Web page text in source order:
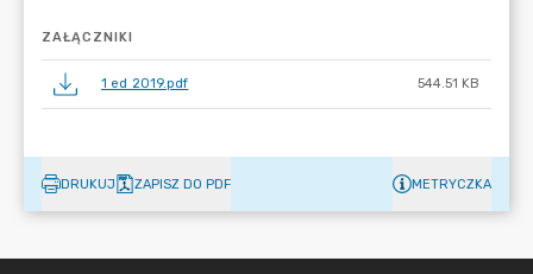
ZAŁĄCZNIKI
1 ed 2019.pdf 544.51 KB
DRUKUJ ZAPISZ DO PDF METRYCZKA